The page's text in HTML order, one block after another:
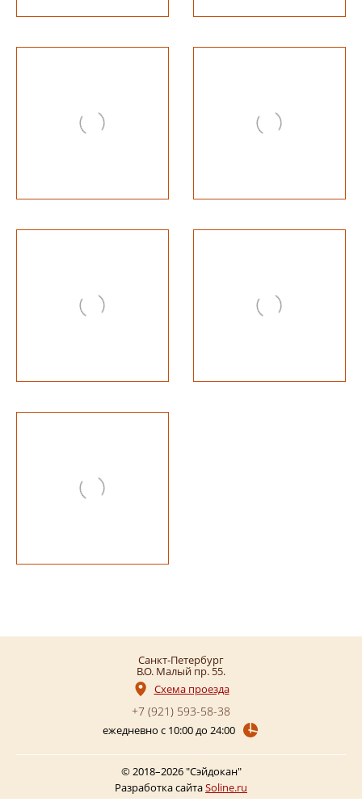
Санкт-Петербург
В.О. Малый пр. 55
Схема проезда
+7 (921) 593-58-38
ежедневно с 10:00 до 24:00
© 2018–2026 "Сэйдокан"
Разработка сайтаSoline.ru